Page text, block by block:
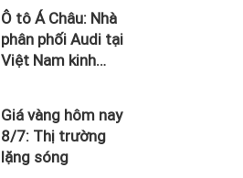
Ô tô Á Châu: Nhà
phân phối Audi tại
Việt Nam kinh
Giá vàng hôm nay
8/7: Thị trường
lặng sóng